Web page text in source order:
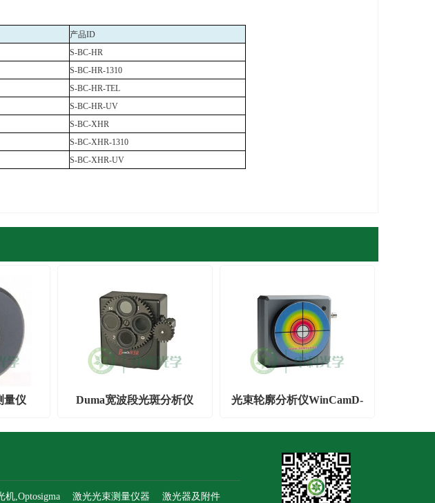
产品ID
S-BC-HR
S-BC-HR-1310
S-BC-HR-TEL
S-BC-HR-UV
S-BC-XHR
S-BC-XHR-1310
S-BC-XHR-UV
量仪 Duma宽波段光斑分析仪
光束轮廓分析仪WinCamD-
机,Optosigma 激光光束测量仪器 激光器及附件